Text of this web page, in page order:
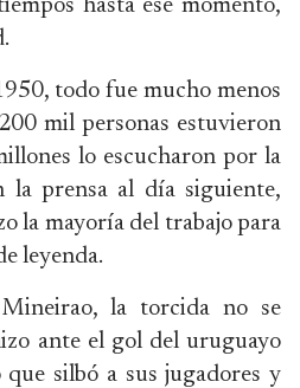
hasta ese momento,
todo fue mucho menos
mil personas estuvieron
lo escucharon por la
la prensa al día siguiente,
la mayoría del trabajo para
leyenda.
la torcida no se
ante el gol del uruguayo
silbó a sus jugadores y